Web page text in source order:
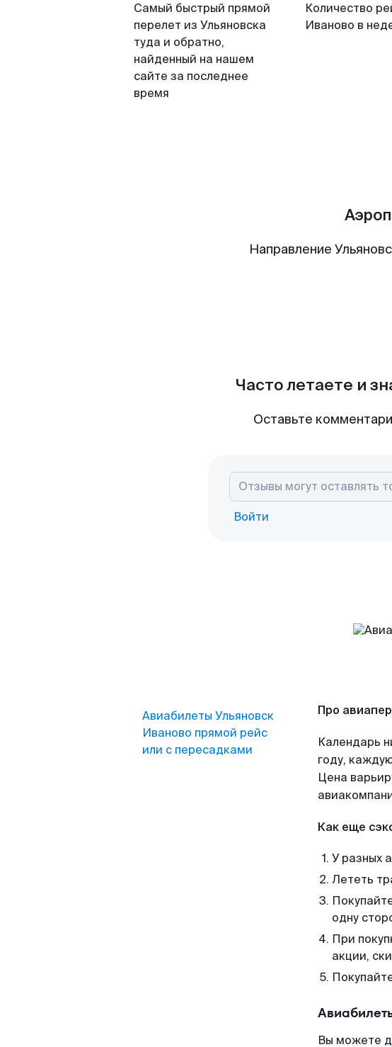
Самый быстрый прямой
перелет из Ульяновска
туда и обратно,
найденный на нашем
сайте за последнее
время
Количество
Иваново в
Направление
Часто летаете и
Оставьте
Войти
Авиабилеты Ульяновск
Иваново прямой рейс
или с пересадками
Про
Календарь
году,
Цена
Как еще
У разных
Лететь
одну
При
акции,
Вы можете